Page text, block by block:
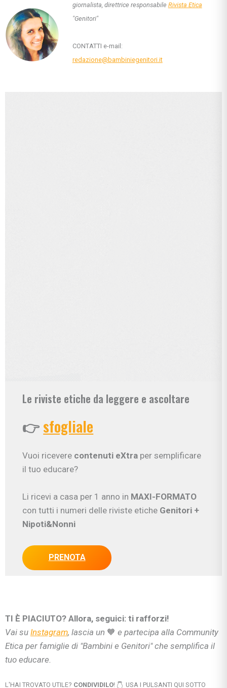
giornalista, direttrice responsabile Rivista Etica
"Genitori"
CONTATTI e-mail:
redazione@bambiniegenitori.it
Le riviste etiche da leggere e ascoltare
👉sfogliale
Vuoi ricevere contenuti eXtra per semplificare
il tuo educare?
Li ricevi a casa per 1 anno in MAXI-FORMATO
con tutti i numeri delle riviste etiche Genitori +
Nipoti&Nonni
PRENOTA
TI È PIACIUTO? Allora, seguici: ti rafforzi!
Vai su Instagram, lascia un 🧡 e partecipa alla Community
Etica per famiglie di "Bambini e Genitori" che semplifica il
tuo educare.
L'HAI TROVATO UTILE? CONDIVIDILO! USA I PULSANTI QUI SOTTO